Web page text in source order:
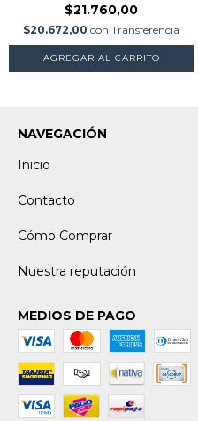
$21.760,00
$20.672,00 con Transferencia
NAVEGACIÓN
Inicio
Contacto
Cómo Comprar
Nuestra reputación
MEDIOS DE PAGO